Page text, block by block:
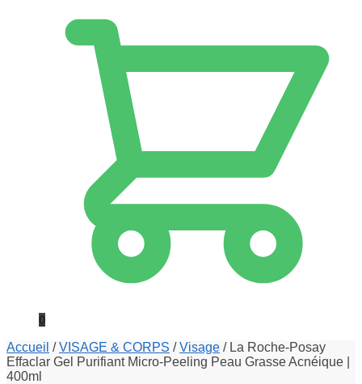
0
Accueil /VISAGE & CORPS /Visage / La Roche-Posay
Effaclar Gel Purifiant Micro-Peeling Peau Grasse Acnéique |
400ml